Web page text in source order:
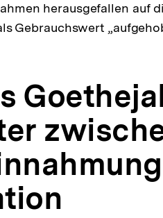
herausgefallen auf
Gebrauchswert